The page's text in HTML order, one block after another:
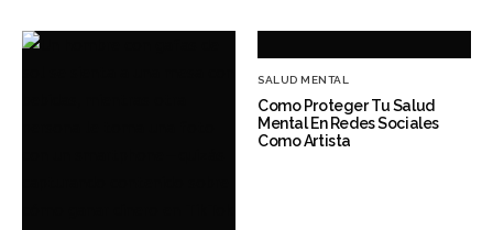
SALUD MENTAL
Como Proteger Tu Salud
Mental En Redes Sociales
Como Artista